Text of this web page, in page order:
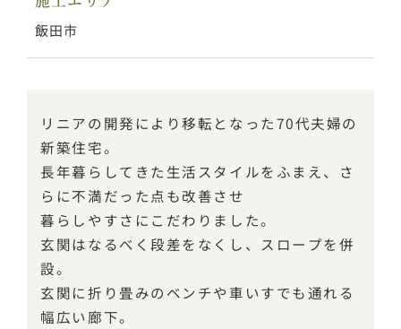
飯田市
リニアの開発により移転となった70代夫婦の
新築住宅。
長年暮らしてきた生活スタイルをふまえ、さ
らに不満だった点も改善させ
暮らしやすさにこだわりました。
玄関はなるべく段差をなくし、スロープを併
設。
玄関に折り畳みのベンチや車いすでも通れる
幅広い廊下。